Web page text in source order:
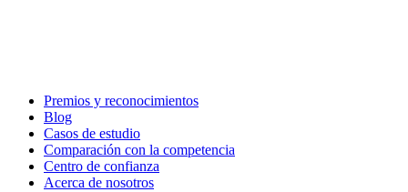
Premios y reconocimientos
Blog
Casos de estudio
Comparación con la competencia
Centro de confianza
Acerca de nosotros